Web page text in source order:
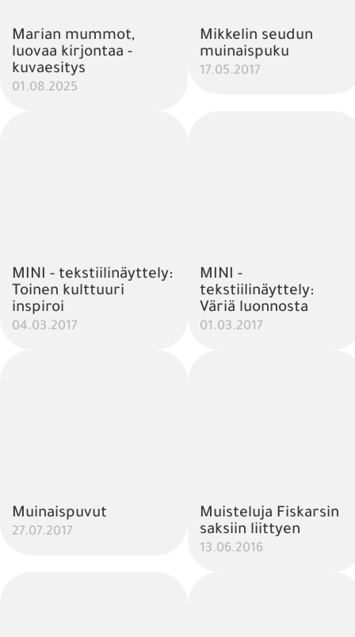
Marian mummot,
luovaa kirjontaa -
kuvaesitys
01.08.2025
Mikkelin seudun
muinaispuku
17.05.2017
MINI - tekstiilinäyttely:
Toinen kulttuuri
inspiroi
04.03.2017
MINI -
tekstiilinäyttely:
Väriä luonnosta
01.03.2017
Muinaispuvut
27.07.2017
Muisteluja Fiskarsin
saksiin liittyen
13.06.2016